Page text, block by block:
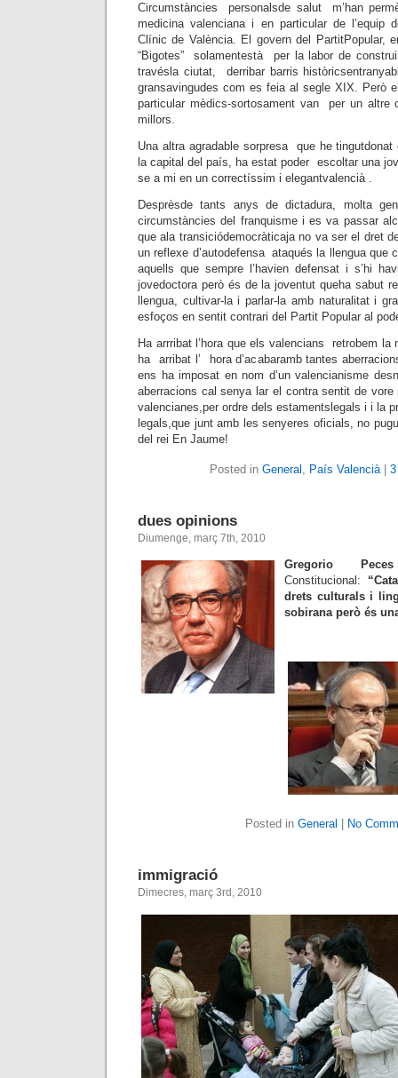
Circumstàncies personalsde salut m’han
medicina valenciana i en particular de l’equip
Clínic de València. El govern del PartitPopular,
“Bigotes” solamentestà per la labor de
travésla ciutat, derribar barris
gransavingudes com es feia al segle XIX. Però
particular mèdics-sortosament van per un altre
millors.
Una altra agradable sorpresa que he
la capital del país, ha estat poder escoltar una
se a mi en un correctíssim i elegantvalencià .
Desprèsde tants anys de dictadura, molta
circumstàncies del franquisme i es va passar
que ala transiciódemocràticaja no va ser el dret
un reflexe d’autodefensa ataqués la llengua que
aquells que sempre l’havien defensat i s’hi
jovedoctora però és de la joventut queha sabut
llengua, cultivar-la i parlar-la amb naturalitat i
esfoços en sentit contrari del Partit Popular al
Ha arrribat l’hora que els valencians retrobem la
ha arribat l’ hora d’acabaramb tantes
ens ha imposat en nom d’un valencianisme
aberracions cal senya lar el contra sentit de
valencianes,per ordre dels estamentslegals i i la
legals,que junt amb les senyeres oficials, no
del rei En Jaume!
Posted in General , País Valencià|
dues opinions
Diumenge, març 7th, 2010
Gregorio
Constitucional:
drets culturals i
sobirana però és
Posted in General No
immigració
Dimecres, març 3rd, 2010